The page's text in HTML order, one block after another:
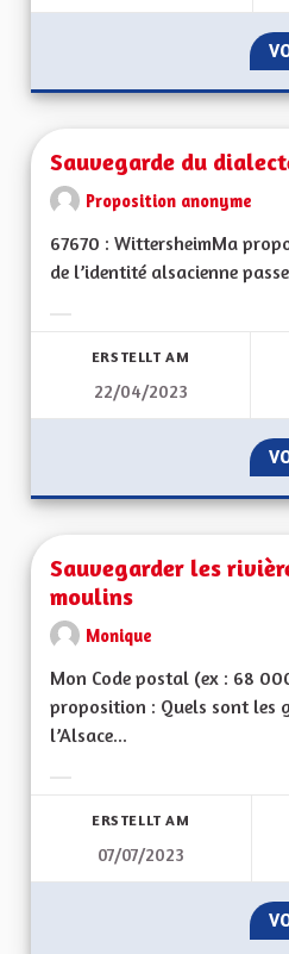
Sauvegarde du
Proposition anonyme
67670 : WittersheimMa
de l’identité alsacienne
ERSTELLT AM
22/04/2023
Sauvegarder les
moulins
Monique
Mon Code postal (ex : 68
proposition : Quels sont les
l’Alsace...
ERSTELLT AM
07/07/2023